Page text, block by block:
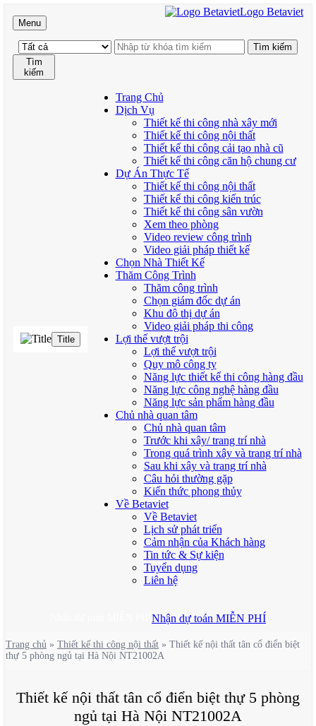
Menu
Logo Betaviet
Tìm
kiếm
Title
Trang Chủ
Dịch Vụ
Thiết kế thi công nhà xây mới
Thiết kế thi công nội thất
Thiết kế thi công cải tạo nhà cũ
Thiết kế thi công căn hộ chung cư
Dự Án Thực Tế
Thiết kế thi công nội thất
Thiết kế thi công kiến trúc
Thiết kế thi công sân vườn
Xem theo phòng
Video review công trình
Video giải pháp thiết kế
Chọn Nhà Thiết Kế
Thăm Công Trình
Thăm công trình
Chọn giám đốc dự án
Khu đô thị dự án
Video giải pháp thi công
Lợi thế vượt trội
Lợi thế vượt trội
Quy mô công ty
Năng lực thiết kế thi công hàng đầu
Năng lực công nghệ hàng đầu
Năng lực sản phẩm hàng đầu
Chủ nhà quan tâm
Chủ nhà quan tâm
Trước khi xây/ trang trí nhà
Trong quá trình xây và trang trí nhà
Sau khi xây và trang trí nhà
Câu hỏi thường gặp
Kiến thức phong thủy
Về Betaviet
Về Betaviet
Lịch sử phát triển
Cảm nhận của Khách hàng
Tin tức & Sự kiện
Tuyển dụng
Liên hệ
Nhận dự toán MIỄN PHÍ
Trang chủ » Thiết kế thi công nội thất » Thiết kế nội thất tân cổ điển biệt
thự 5 phòng ngủ tại Hà Nội NT21002A
Thiết kế nội thất tân cổ điển biệt thự 5 phòng
ngủ tại Hà Nội NT21002A